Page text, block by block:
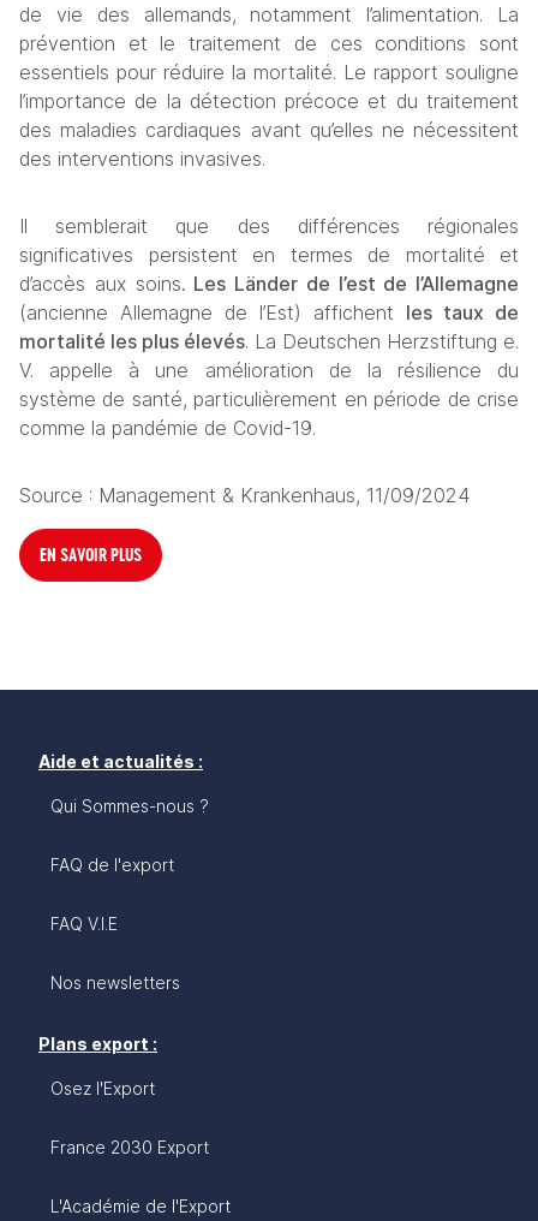
de vie des allemands, notamment l’alimentation. La
prévention et le traitement de ces conditions sont
essentiels pour réduire la mortalité. Le rapport souligne
l’importance de la détection précoce et du traitement
des maladies cardiaques avant qu’elles ne nécessitent
des interventions invasives.
Il semblerait que des différences régionales
significatives persistent en termes de mortalité et
d’accès aux soins. Les Länder de l’est de l’Allemagne
(ancienne Allemagne de l’Est) affichent les taux de
mortalité les plus élevés. La Deutschen Herzstiftung e.
V. appelle à une amélioration de la résilience du
système de santé, particulièrement en période de crise
comme la pandémie de Covid-19.
Source : Management & Krankenhaus, 11/09/2024
EN SAVOIR PLUS
Aide et actualités :
Qui Sommes-nous ?
FAQ de l'export
FAQ V.I.E
Nos newsletters
Plans export :
Osez l'Export
France 2030 Export
L'Académie de l'Export